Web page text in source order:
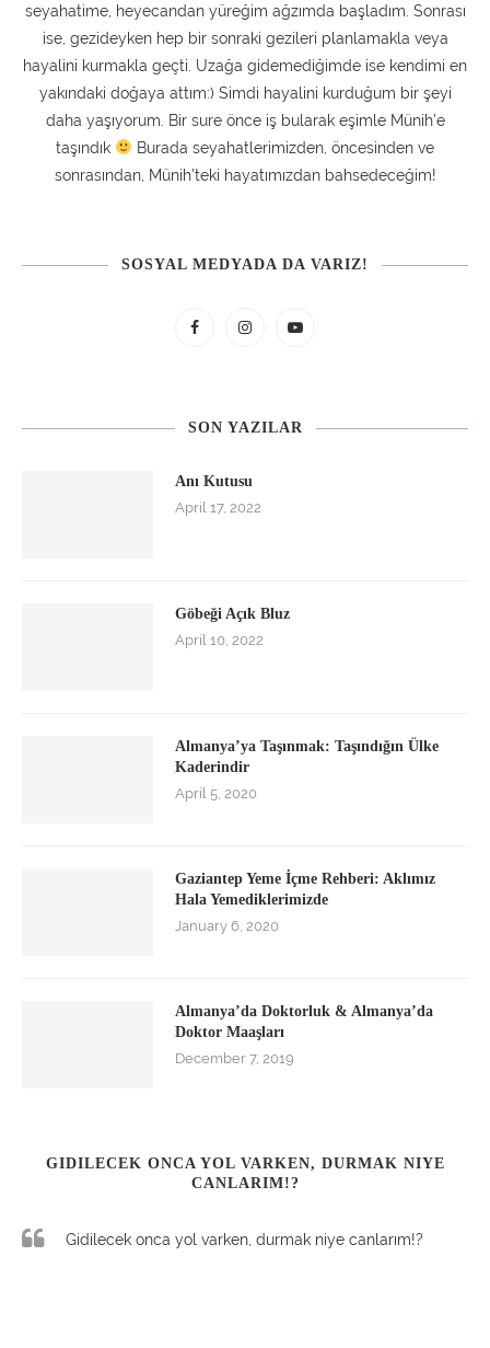
seyahatime, heyecandan yüreğim ağzımda başladım. Sonrası
ise, gezideyken hep bir sonraki gezileri planlamakla veya
hayalini kurmakla geçti. Uzağa gidemediğimde ise kendimi en
yakındaki doğaya attım:) Simdi hayalini kurduğum bir şeyi
daha yaşıyorum. Bir sure önce iş bularak eşimle Münih’e
taşındık
Burada seyahatlerimizden, öncesinden ve
sonrasından, Münih’teki hayatımızdan bahsedeceğim!
SOSYAL MEDYADA DA VARIZ!
SON YAZILAR
Anı Kutusu
April 17, 2022
Göbeği Açık Bluz
April 10, 2022
Almanya’ya Taşınmak: Taşındığın Ülke
Kaderindir
April 5, 2020
Gaziantep Yeme İçme Rehberi: Aklımız
Hala Yemediklerimizde
January 6, 2020
Almanya’da Doktorluk & Almanya’da
Doktor Maaşları
December 7, 2019
GIDILECEK ONCA YOL VARKEN, DURMAK NIYE
CANLARIM!?
Gidilecek onca yol varken, durmak niye canlarım!?